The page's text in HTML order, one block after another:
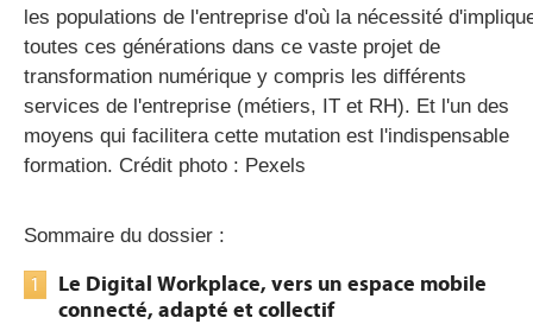
les populations de l'entreprise d'où la nécessité
toutes ces générations dans ce vaste projet de
transformation numérique y compris les différents
services de l'entreprise (métiers, IT et RH). Et l'un des
moyens qui facilitera cette mutation est l'indispensable
formation. Crédit photo : Pexels
Sommaire du dossier :
1
Le Digital Workplace, vers un espace mobile
connecté, adapté et collectif